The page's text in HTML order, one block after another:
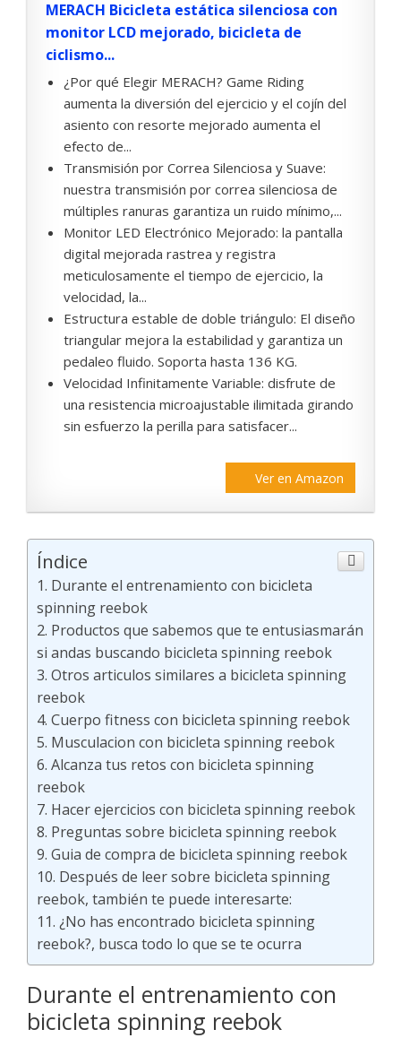
MERACH Bicicleta estática silenciosa con
monitor LCD mejorado, bicicleta de
ciclismo...
¿Por qué Elegir MERACH? Game Riding
aumenta la diversión del ejercicio y el cojín del
asiento con resorte mejorado aumenta el
efecto de...
Transmisión por Correa Silenciosa y Suave:
nuestra transmisión por correa silenciosa de
múltiples ranuras garantiza un ruido mínimo,...
Monitor LED Electrónico Mejorado: la pantalla
digital mejorada rastrea y registra
meticulosamente el tiempo de ejercicio, la
velocidad, la...
Estructura estable de doble triángulo: El diseño
triangular mejora la estabilidad y garantiza un
pedaleo fluido. Soporta hasta 136 KG.
Velocidad Infinitamente Variable: disfrute de
una resistencia microajustable ilimitada girando
sin esfuerzo la perilla para satisfacer...
Ver en Amazon
Índice
Durante el entrenamiento con bicicleta
spinning reebok
Productos que sabemos que te entusiasmarán
si andas buscando bicicleta spinning reebok
Otros articulos similares a bicicleta spinning
reebok
Cuerpo fitness con bicicleta spinning reebok
Musculacion con bicicleta spinning reebok
Alcanza tus retos con bicicleta spinning
reebok
Hacer ejercicios con bicicleta spinning reebok
Preguntas sobre bicicleta spinning reebok
Guia de compra de bicicleta spinning reebok
Después de leer sobre bicicleta spinning
reebok, también te puede interesarte:
¿No has encontrado bicicleta spinning
reebok?, busca todo lo que se te ocurra
Durante el entrenamiento con
bicicleta spinning reebok